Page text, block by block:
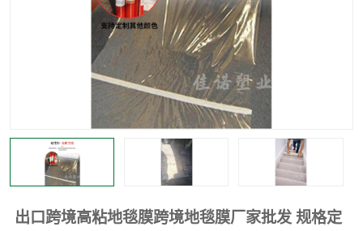
出口跨境高粘地毯膜跨境地毯膜厂家批发 规格定
纯黑保护膜
彩钢板保护膜
不绣钢板保护膜 两边上胶保护膜
窗缝阻风胶带 铝板保护膜
不锈钢板保护膜 一次性隔离膜